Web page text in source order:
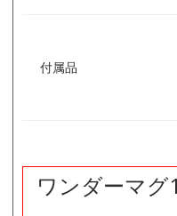
付属品
ワンダーマ